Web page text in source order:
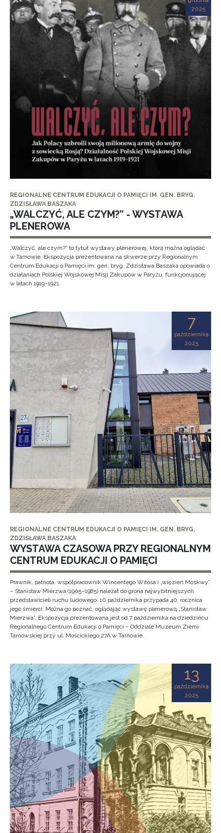
2025
REGIONALNE CENTRUM EDUKACJI O PAMIĘCI IM. GEN. BRYG.
ZDZISŁAWA BASZAKA
„WALCZYĆ, ALE CZYM?” - WYSTAWA
PLENEROWA
„Walczyć, ale czym?” to tytuł wystawy plenerowej, którą można oglądać
w Tarnowie. Ekspozycja prezentowana na skwerze przy Regionalnym
Centrum Edukacji o Pamięci im. gen. bryg. Zdzisława Baszaka opowiada o
działaniach Polskiej Wojskowej Misji Zakupów w Paryżu, funkcjonującej
w latach 1919–1921.
7
października
2025
REGIONALNE CENTRUM EDUKACJI O PAMIĘCI IM. GEN. BRYG.
ZDZISŁAWA BASZAKA
WYSTAWA CZASOWA PRZY REGIONALNYM
CENTRUM EDUKACJI O PAMIĘCI
Prawnik, patriota, współpracownik Wincentego Witosa i „więzień Moskwy”
– Stanisław Mierzwa (1905–1985) należał do grona najwybitniejszych
przedstawicieli ruchu ludowego. 10 października przypada 40. rocznica
jego śmierci. Można go poznać, oglądając wystawę plenerową „Stanisław
Mierzwa”. Ekspozycja prezentowana jest od 7 października na dziedzińcu
Regionalnego Centrum Edukacji o Pamięci – Oddziale Muzeum Ziemi
Tarnowskiej przy ul. Mościckiego 27A w Tarnowie.
13
października
2025